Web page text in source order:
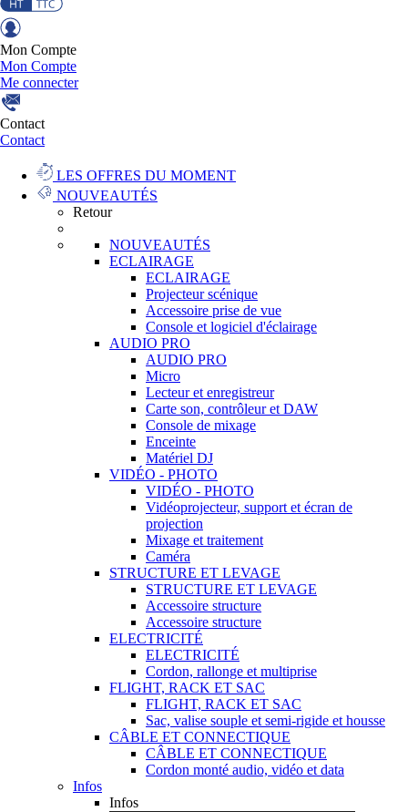
Mon Compte
Mon Compte
Me connecter
Contact
Contact
LES OFFRES DU MOMENT
NOUVEAUTÉS
Retour
NOUVEAUTÉS
ECLAIRAGE
ECLAIRAGE
Projecteur scénique
Accessoire prise de vue
Console et logiciel d'éclairage
AUDIO PRO
AUDIO PRO
Micro
Lecteur et enregistreur
Carte son, contrôleur et DAW
Console de mixage
Enceinte
Matériel DJ
VIDÉO - PHOTO
VIDÉO - PHOTO
Vidéoprojecteur, support et écran de
projection
Mixage et traitement
Caméra
STRUCTURE ET LEVAGE
STRUCTURE ET LEVAGE
Accessoire structure
Accessoire structure
ELECTRICITÉ
ELECTRICITÉ
Cordon, rallonge et multiprise
FLIGHT, RACK ET SAC
FLIGHT, RACK ET SAC
Sac, valise souple et semi-rigide et housse
CÂBLE ET CONNECTIQUE
CÂBLE ET CONNECTIQUE
Cordon monté audio, vidéo et data
Infos
Infos